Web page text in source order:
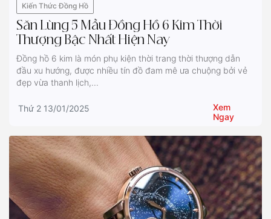
Kiến Thức Đồng Hồ
Săn Lùng 5 Mẫu Đồng Hồ 6 Kim Thời
Thượng Bậc Nhất Hiện Nay
Đồng hồ 6 kim là món phụ kiện thời trang thời thượng dẫn
đầu xu hướng, được nhiều tín đồ đam mê ưa chuộng bởi vẻ
đẹp vừa thanh lịch,...
Thứ 2 13/01/2025
Xem
Ngay